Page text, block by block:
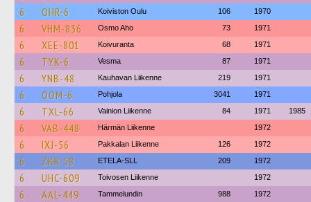
6 OHR-6 Koiviston Oulu 106 1970
6 VHM-836 Osmo Aho 73 1971
6 XEE-801 Koivuranta 68 1971
6 TYK-6 Vesma 87 1971
6 YNB-48 Kauhavan Liikenne 219 1971
6 OOM-6 Pohjola 3041 1971
6 TXL-66 Vainion Liikenne 84 1971 1985
6 VAB-448 Härmän Liikenne 1972
6 IXJ-56 Pakkalan Liikenne 126 1972
6 ZKR-58 ETELA-SLL 209 1972
6 UHC-609 Toivosen Liikenne 1972
6 AAL-449 Tammelundin 988 1972